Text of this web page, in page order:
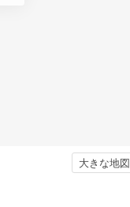
大きな地図